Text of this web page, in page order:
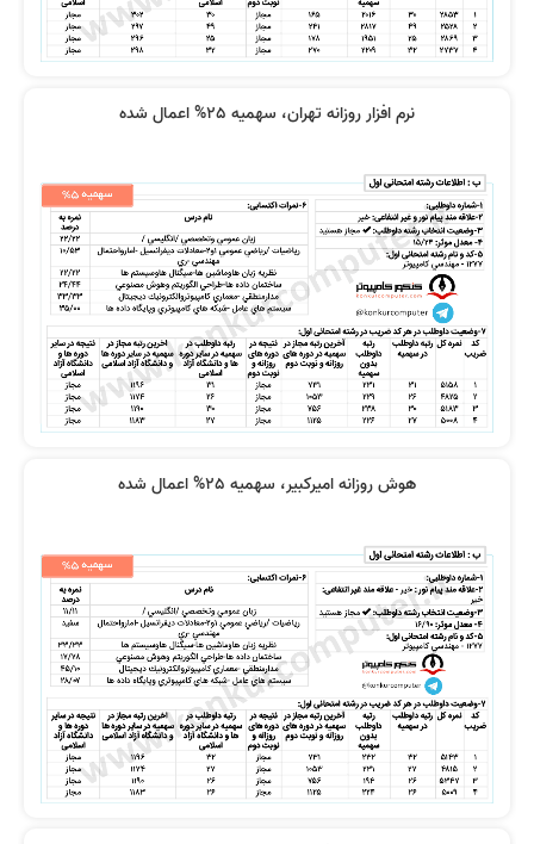
فیلم ها جامع بودند
کامپیوتر بود
دروس واقعا فوق العاده بودند درس‌ها کامل و روان است
فیلم ها خیلی دقیق و جامع و کامل
بودند
ویدیوها بسیار قابل فهم بودند
مطالبی که پوشش داده شده بود واقعا
کامل بود
تدریس بسیار شیوا و روان و بدون
ابهام
با پایه ضعیف هم فیلم ها را متوجه
می شوید
فیلم ها خیلی به من کمک کرد
نرم افزار روزانه تهران، سهمیه 25% اعمال شده
هوش روزانه امیرکبیر، سهمیه 25% اعمال شده